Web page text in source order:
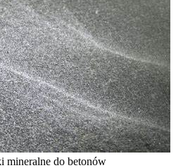
mineralne do betonów